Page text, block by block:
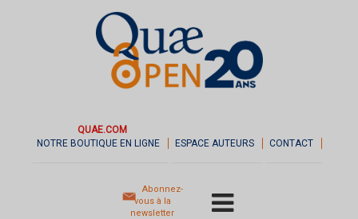
QUAE.COM
NOTRE BOUTIQUE EN LIGNE
ESPACE AUTEURS CONTACT
Abonnez-
vous à la
newsletter